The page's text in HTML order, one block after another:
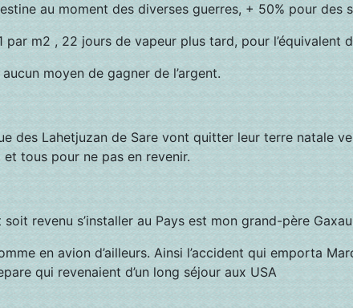
moment des diverses guerres, + 50% pour des
m2 , 22 jours de vapeur plus tard, pour l’équivalent
moyen de gagner de l’argent.
des Lahetjuzan de Sare vont quitter leur terre natale
et tous pour ne pas en revenir.
revenu s’installer au Pays est mon grand-père
en avion d’ailleurs. Ainsi l’accident qui emporta
qui revenaient d’un long séjour aux USA